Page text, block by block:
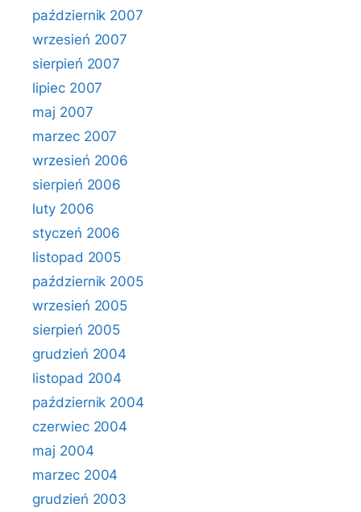
październik 2007
wrzesień 2007
sierpień 2007
lipiec 2007
maj 2007
marzec 2007
wrzesień 2006
sierpień 2006
luty 2006
styczeń 2006
listopad 2005
październik 2005
wrzesień 2005
sierpień 2005
grudzień 2004
listopad 2004
październik 2004
czerwiec 2004
maj 2004
marzec 2004
grudzień 2003